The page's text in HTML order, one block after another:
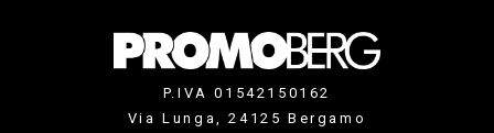
P.IVA 01542150162
Via Lunga, 24125 Bergamo